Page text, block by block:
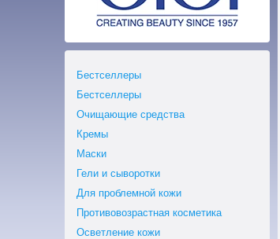
Бестселлеры
Бестселлеры
Очищающие средства
Кремы
Маски
Гели и сыворотки
Для проблемной кожи
Противовозрастная косметика
Осветление кожи